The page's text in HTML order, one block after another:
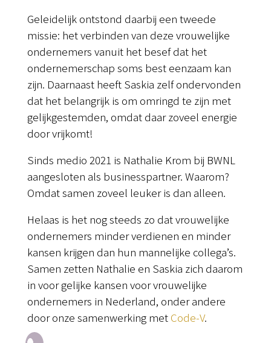
Geleidelijk ontstond daarbij een tweede
missie: het verbinden van deze vrouwelijke
ondernemers vanuit het besef dat het
ondernemerschap soms best eenzaam kan
zijn. Daarnaast heeft Saskia zelf ondervonden
dat het belangrijk is om omringd te zijn met
gelijkgestemden, omdat daar zoveel energie
door vrijkomt!
Sinds medio 2021 is Nathalie Krom bij BWNL
aangesloten als businesspartner. Waarom?
Omdat samen zoveel leuker is dan alleen.
Helaas is het nog steeds zo dat vrouwelijke
ondernemers minder verdienen en minder
kansen krijgen dan hun mannelijke collega’s.
Samen zetten Nathalie en Saskia zich daarom
in voor gelijke kansen voor vrouwelijke
ondernemers in Nederland, onder andere
door onze samenwerking met Code-V.